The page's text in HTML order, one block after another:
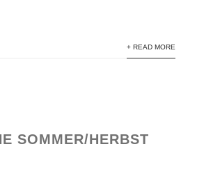
+ READ MORE
SOMMER/HERBST